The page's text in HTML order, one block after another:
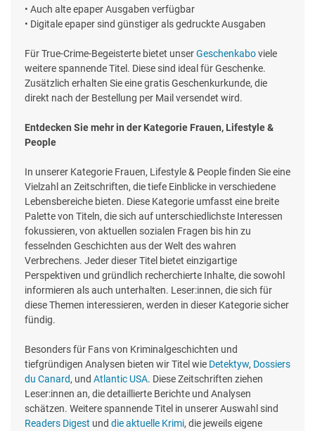
• Auch alte epaper Ausgaben verfügbar
• Digitale epaper sind günstiger als gedruckte Ausgaben
Für True-Crime-Begeisterte bietet unserGeschenkaboviele
weitere spannende Titel. Diese sind ideal für Geschenke.
Zusätzlich erhalten Sie eine gratis Geschenkurkunde, die
direkt nach der Bestellung per Mail versendet wird.
Entdecken Sie mehr in der Kategorie Frauen, Lifestyle &
People
In unserer Kategorie Frauen, Lifestyle & People finden Sie eine
Vielzahl an Zeitschriften, die tiefe Einblicke in verschiedene
Lebensbereiche bieten. Diese Kategorie umfasst eine breite
Palette von Titeln, die sich auf unterschiedlichste Interessen
fokussieren, von aktuellen sozialen Fragen bis hin zu
fesselnden Geschichten aus der Welt des wahren
Verbrechens. Jeder dieser Titel bietet einzigartige
Perspektiven und gründlich recherchierte Inhalte, die sowohl
informieren als auch unterhalten. Leser:innen, die sich für
diese Themen interessieren, werden in dieser Kategorie sicher
fündig.
Besonders für Fans von Kriminalgeschichten und
tiefgründigen Analysen bieten wir Titel wie Detektyw, Dossiers
du Canard, und Atlantic USA. Diese Zeitschriften ziehen
Leser:innen an, die detaillierte Berichte und Analysen
schätzen. Weitere spannende Titel in unserer Auswahl sind
Readers Digest und die aktuelle Krimi, die jeweils eigene